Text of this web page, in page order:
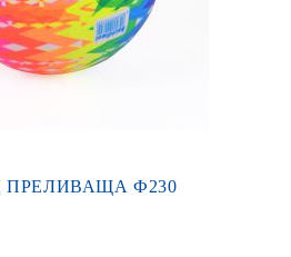
ПРЕЛИВАЩА Ф230